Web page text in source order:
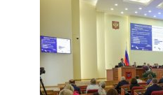
сберечь –
сорванное
на 8 августа
07 августа 2026